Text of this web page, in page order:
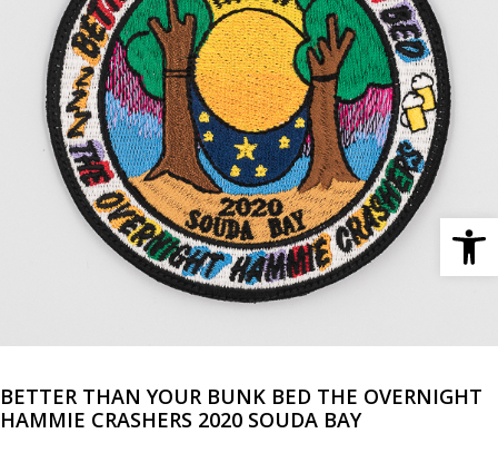
BETTER THAN YOUR BUNK BED THE OVERNIGHT
HAMMIE CRASHERS 2020 SOUDA BAY